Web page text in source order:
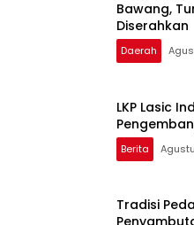
Bawang,
Diserahkan
Daerah
LKP Lasic
Berita
Tradisi